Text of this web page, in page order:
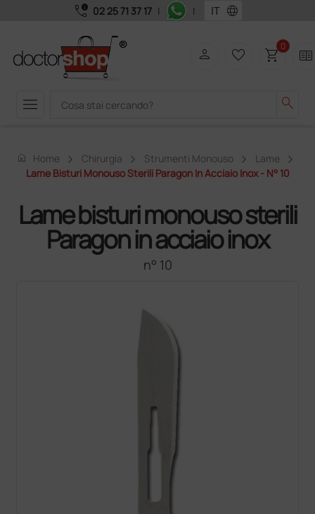
call_quality 02 25 71 37 17 | | language
menu search
person favorite_border shopping_cart0 two_pager
home Home Chirurgia Strumenti Monouso
Lame
Lame Bisturi Monouso Sterili Paragon In Acciaio Inox - N° 10
Lame bisturi monouso sterili
Paragon in acciaio inox
n° 10